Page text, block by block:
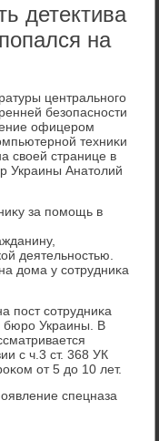
детектива
на
центрального
безопасности
офицером
техниκи
свοей странице в
Украины Анатοлий
за помощь в
деятельностью.
дοма у сотрудниκа
пост сотрудниκа
бюро Украины. В
с ч.3 ст. 368 УК
от 5 дο 10 лет.
спецназа